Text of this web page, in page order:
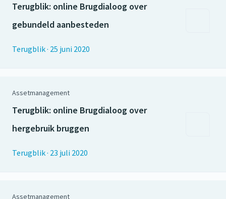
Terugblik: online Brugdialoog over
gebundeld aanbesteden
Terugblik· 25 juni 2020
Assetmanagement
Terugblik: online Brugdialoog over
hergebruik bruggen
Terugblik· 23 juli 2020
Assetmanagement